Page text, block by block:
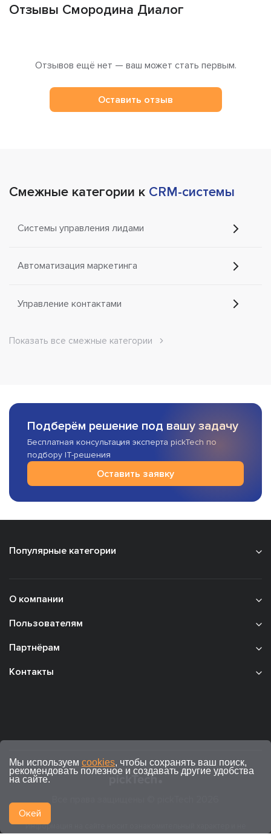
Отзывы Смородина Диалог
Отзывов ещё нет — ваш может стать первым.
Оставить отзыв
Смежные категории к CRM-системы
Системы управления лидами
Автоматизация маркетинга
Управление контактами
Показать все смежные категории
Подберём решение под вашу задачу
Бесплатная консультация эксперта pickTech по
подбору IT-решения
Оставить заявку
Популярные категории
О компании
Пользователям
Партнёрам
Контакты
Информация на сайте носит ознакомительный характер и не
Мы используем cookies, чтобы сохранять ваш поиск,
рекомендовать полезное и создавать другие удобства
на сайте.
Окей